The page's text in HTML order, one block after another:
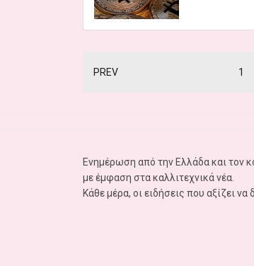
PREV 1
Ενημέρωση από την Ελλάδα και τον
με έμφαση στα καλλιτεχνικά νέα.
Κάθε μέρα, οι ειδήσεις που αξίζει να